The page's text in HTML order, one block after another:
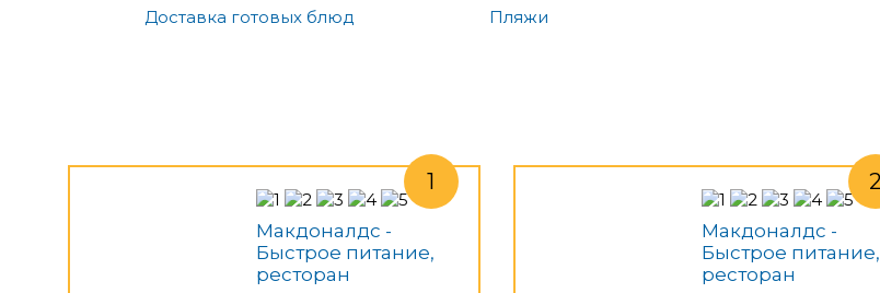
Доставка готовых блюд Пляжи
Макдоналдс -
Быстрое питание,
ресторан
Макдоналдс -
Быстрое питание,
ресторан